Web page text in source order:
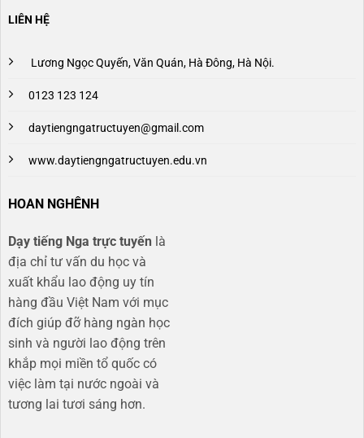
LIÊN HỆ
Lương Ngọc Quyến, Văn Quán, Hà Đông, Hà Nội.
0123 123 124
daytiengngatructuyen@gmail.com
www.daytiengngatructuyen.edu.vn
HOAN NGHÊNH
Dạy tiếng Nga trực tuyến là
địa chỉ tư vấn du học và
xuất khẩu lao động uy tín
hàng đầu Việt Nam với mục
đích giúp đỡ hàng ngàn học
sinh và người lao động trên
khắp mọi miền tổ quốc có
việc làm tại nước ngoài và
tương lai tươi sáng hơn​.